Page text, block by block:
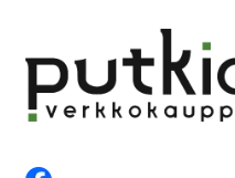
navigointiin
sisältöön